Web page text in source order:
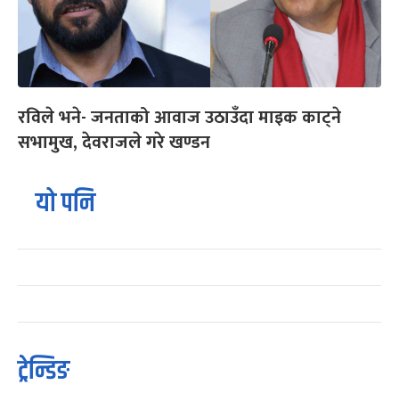
रविले भने- जनताको आवाज उठाउँदा माइक काट्ने
सभामुख, देवराजले गरे खण्डन
यो पनि
ट्रेन्डिङ